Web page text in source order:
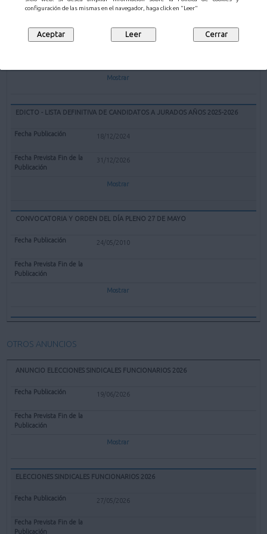
configuración de las mismas en el navegador, haga click en "Leer"
EXPEDIENTE REDENOMINACIÓN BOLERA CUBIERTA "EL PARQUE" DE
12/02/2025
Mostrar
EDICTO - LISTA DEFINITIVA DE CANDIDATOS A JURADOS AÑOS 2025-2026
18/12/2024
31/12/2026
Mostrar
CONVOCATORIA Y ORDEN DEL DÍA PLENO 27 DE MAYO
24/05/2010
Mostrar
OTROS ANUNCIOS
ANUNCIO ELECCIONES SINDICALES FUNCIONARIOS 2026
19/06/2026
Mostrar
ELECCIONES SINDICALES FUNCIONARIOS 2026
27/05/2026